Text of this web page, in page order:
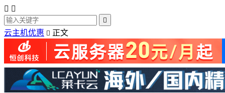
 

云主机优惠  正文